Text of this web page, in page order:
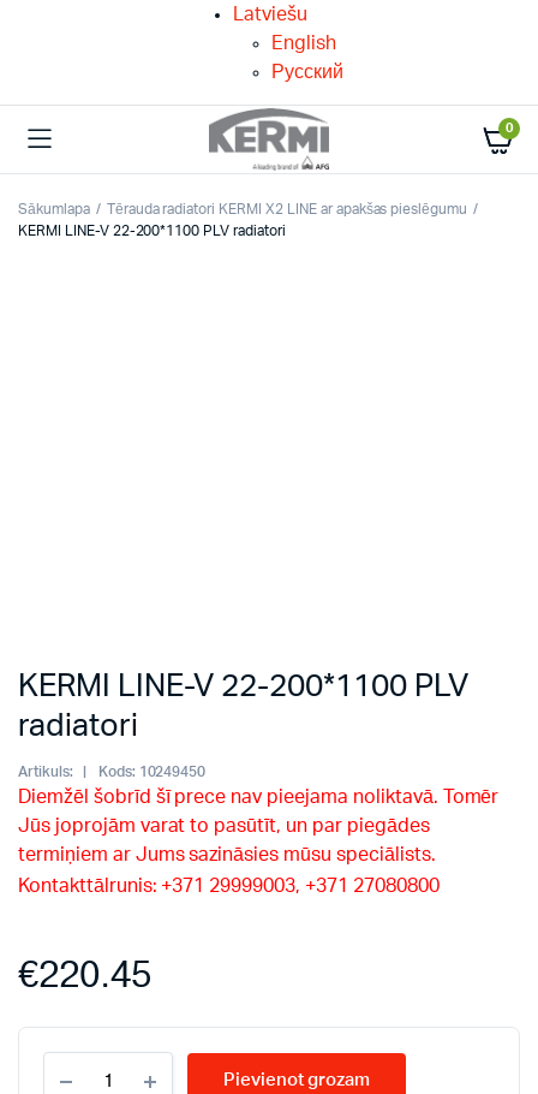
Latviešu
English
Русский
0
Sākumlapa
Tērauda radiatori KERMI X2 LINE ar apakšas pieslēgumu
KERMI LINE-V 22-200*1100 PLV radiatori
KERMI LINE-V 22-200*1100 PLV
radiatori
Artikuls: Kods: 10249450
Diemžēl šobrīd šī prece nav pieejama noliktavā. Tomēr
Jūs joprojām varat to pasūtīt, un par piegādes
termiņiem ar Jums sazināsies mūsu speciālists.
Kontakttālrunis: +371 29999003, +371 27080800
€220.45
LINE-
Pievienot grozam